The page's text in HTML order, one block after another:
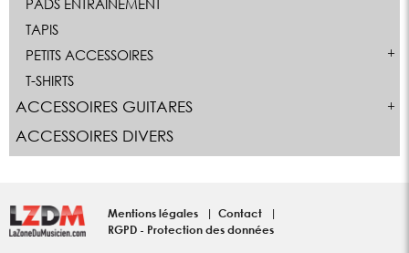
PADS ENTRAINEMENT
TAPIS
PETITS ACCESSOIRES
T-SHIRTS
ACCESSOIRES GUITARES
ACCESSOIRES DIVERS
Mentions légales
Contact
RGPD - Protection des données